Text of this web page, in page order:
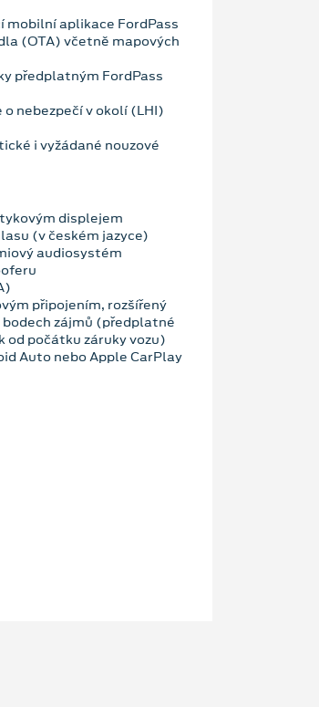
mobilní aplikace FordPass
(OTA) včetně mapových
předplatným FordPass
nebezpečí v okolí (LHI)
i vyžádané nouzové
displejem
(v českém jazyce)
audiosystém
připojením, rozšířený
zájmů (předplatné
od počátku záruky vozu)
Auto nebo Apple CarPlay